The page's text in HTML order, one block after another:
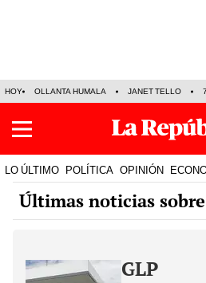
HOY OLLANTA HUMALA JANET TELLO
LO ÚLTIMO POLÍTICA OPINIÓN
Últimas noticias
GLP